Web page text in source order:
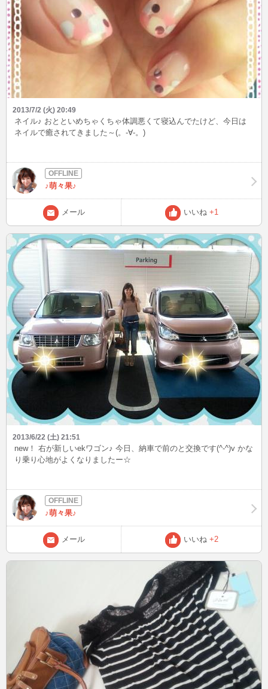
2013/7/2 (火) 20:49
ネイル♪ おとといめちゃくちゃ体調悪くて寝込んでたけど、今日は
ネイルで癒されてきました～(。-∀-。)
♪萌々果♪
メール いいね +1
2013/6/22 (土) 21:51
new！ 右が新しいekワゴン♪ 今日、納車で前のと交換です(^-^)v かな
り乗り心地がよくなりましたー☆
♪萌々果♪
メール いいね +2